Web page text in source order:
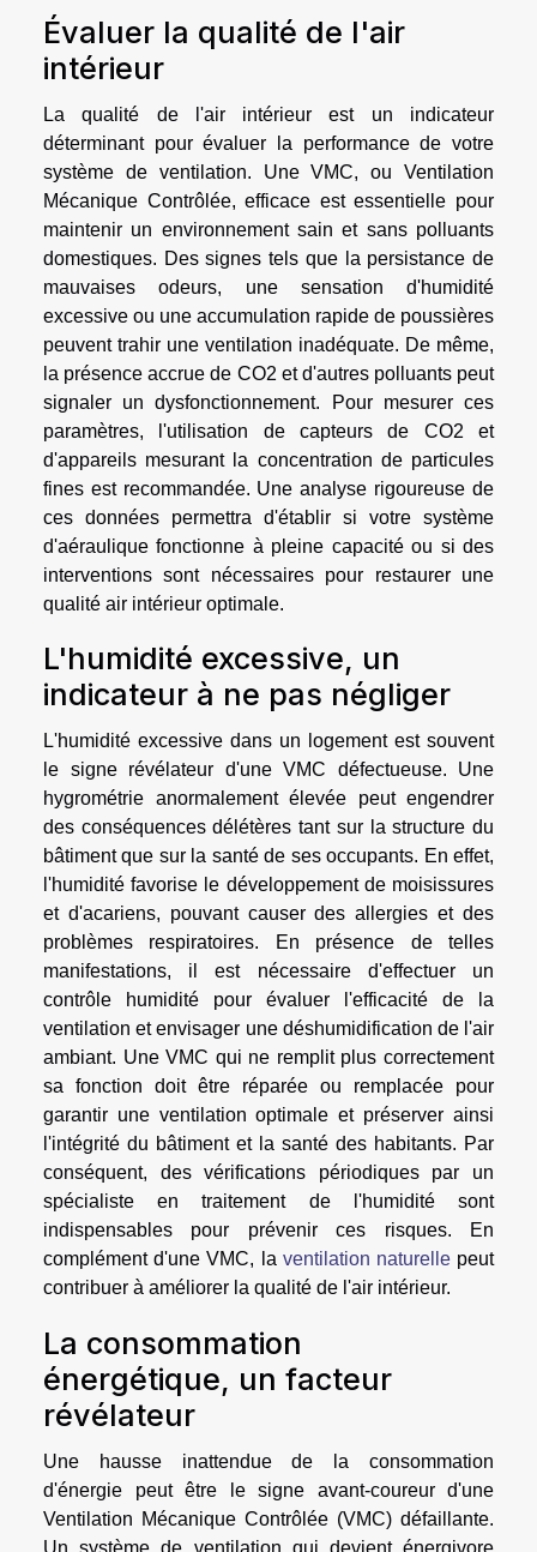
Évaluer la qualité de l'air
intérieur
La qualité de l'air intérieur est un indicateur
déterminant pour évaluer la performance de votre
système de ventilation. Une VMC, ou Ventilation
Mécanique Contrôlée, efficace est essentielle pour
maintenir un environnement sain et sans polluants
domestiques. Des signes tels que la persistance de
mauvaises odeurs, une sensation d'humidité
excessive ou une accumulation rapide de poussières
peuvent trahir une ventilation inadéquate. De même,
la présence accrue de CO2 et d'autres polluants peut
signaler un dysfonctionnement. Pour mesurer ces
paramètres, l'utilisation de capteurs de CO2 et
d'appareils mesurant la concentration de particules
fines est recommandée. Une analyse rigoureuse de
ces données permettra d'établir si votre système
d'aéraulique fonctionne à pleine capacité ou si des
interventions sont nécessaires pour restaurer une
qualité air intérieur optimale.
L'humidité excessive, un
indicateur à ne pas négliger
L'humidité excessive dans un logement est souvent
le signe révélateur d'une VMC défectueuse. Une
hygrométrie anormalement élevée peut engendrer
des conséquences délétères tant sur la structure du
bâtiment que sur la santé de ses occupants. En effet,
l'humidité favorise le développement de moisissures
et d'acariens, pouvant causer des allergies et des
problèmes respiratoires. En présence de telles
manifestations, il est nécessaire d'effectuer un
contrôle humidité pour évaluer l'efficacité de la
ventilation et envisager une déshumidification de l'air
ambiant. Une VMC qui ne remplit plus correctement
sa fonction doit être réparée ou remplacée pour
garantir une ventilation optimale et préserver ainsi
l'intégrité du bâtiment et la santé des habitants. Par
conséquent, des vérifications périodiques par un
spécialiste en traitement de l'humidité sont
indispensables pour prévenir ces risques. En
complément d'une VMC, la ventilation naturellepeut
contribuer à améliorer la qualité de l'air intérieur.
La consommation
énergétique, un facteur
révélateur
Une hausse inattendue de la consommation
d'énergie peut être le signe avant-coureur d'une
Ventilation Mécanique Contrôlée (VMC) défaillante.